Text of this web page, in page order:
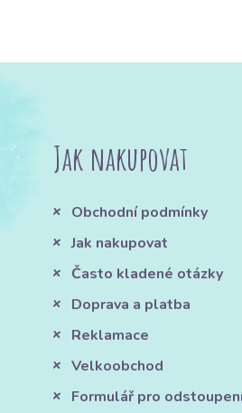
Jak nakupovat
Obchodní podmínky
Jak nakupovat
Často kladené otázky
Doprava a platba
Reklamace
Velkoobchod
Formulář pro